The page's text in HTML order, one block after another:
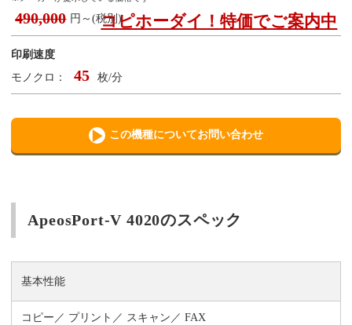
490,000 円～(税別)コピホーダイ！特価でご案内中
印刷速度
モノクロ：
45 枚/分
この機種についてお問い合わせ
ApeosPort-V 4020のスペック
基本性能
コピー プリント スキャン FAX